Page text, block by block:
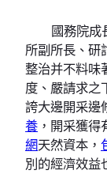
國務院成
所副所長、研
整治并不料味
度、嚴請求之
誇大邊開采邊
養 ，開采獲
網天然資本，
別的經濟效益